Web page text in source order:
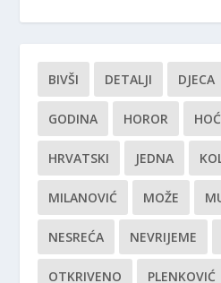
BIVŠI DETALJI DJECA
GODINA HOROR
HRVATSKI JEDNA
MILANOVIĆ MOŽE
NESREĆA NEVRIJEME
OTKRIVENO PLENKOVIĆ